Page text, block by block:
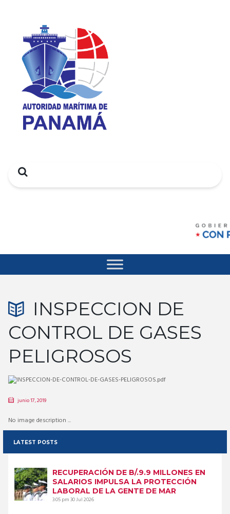
Search
INSPECCION DE
CONTROL DE GASES
PELIGROSOS
junio 17, 2019
No image description ...
LATEST POSTS
RECUPERACIÓN DE B/.9.9 MILLONES EN
SALARIOS IMPULSA LA PROTECCIÓN
LABORAL DE LA GENTE DE MAR
3:05 pm30 Jul 2026